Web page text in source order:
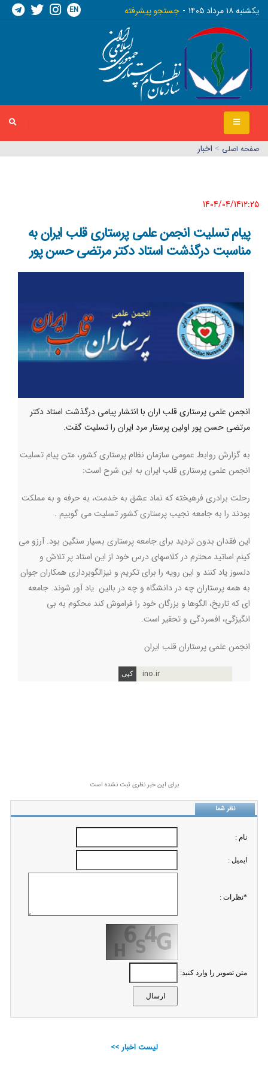
يکشنبه ١٨ مرداد ١٤٠٥ جستجو پیشرفته EN
صفحه اصلي > اخبار
1404/04/14١٢:٢٥
پیام تسلیت انجمن علمی پرستاری قلب ایران به
مناسبت درگذشت استاد دکتر مرتضی حسن پور
انجمن علمی پرستاری قلب اران با انتشار پیامی درگذشت استاد دکتر
مرتضی حسن پور اولین پرستار مرد ایران را تسلیت گفت.
به گزارش روابط عمومی سازمان نظام پرستاری کشور، متن پیام تسلیت
انجمن علمی پرستاری قلب ایران به این شرح است:
رحلت برادری فرهیخته که نماد عشق به خدمت، به حرفه و به مملکت
بودند را به جامعه نجیب پرستاری کشور تسلیت می گوییم .
این فقدان بدون تردید برای جامعه پرستاری بسیار سنگین بود. آرزو می
کینم اساتید محترم در کلاسهای درس خود از این استاد پر تلاش و
دلسوز یاد کنند و این رویه را برای تکریم و نیزالگوبرداری همکاران جوان
به همه پرستاران چه در دانشگاه و چه در بالین یاد آور شوند. جامعه
ای که تاریخ، الگوها و بزرگان خود را فراموش کند محکوم به بی
انگیزگی، افسردگی و تحقیر است.
انجمن علمی پرستاران قلب ایران
ino.ir
برای این خبر نظری ثبت نشده است
نظر شما
نام :
ايميل :
*نظرات :
متن تصویر را وارد کنید:
لیست اخبار >>